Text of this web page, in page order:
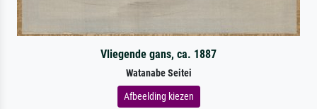
Vliegende gans, ca. 1887
Watanabe Seitei
Afbeelding kiezen